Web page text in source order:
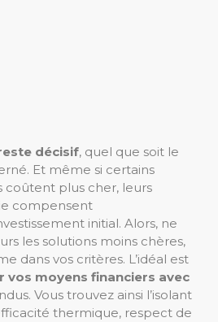
décisif, quel que soit le
Et même si certains
coûtent plus cher, leurs
compensent
initial. Alors, ne
les solutions moins chères,
dans vos critères. L’idéal est
vos moyens financiers avec
Vous trouvez ainsi l’isolant
thermique, respect de